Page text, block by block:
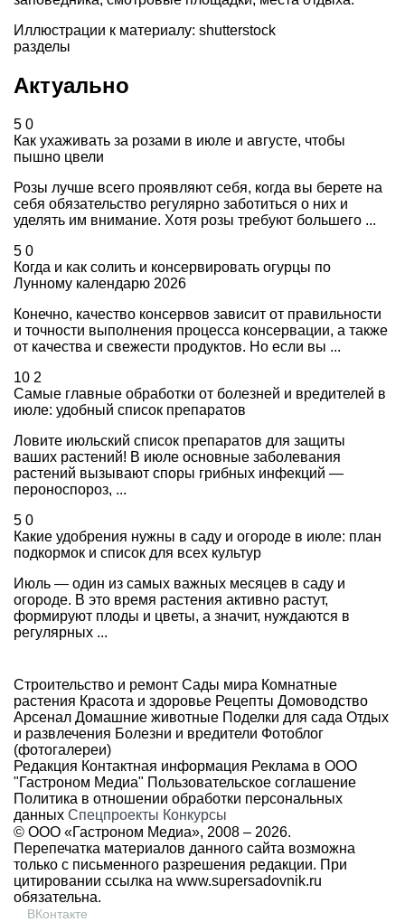
Иллюстрации к материалу: shutterstock
разделы
Актуально
5 0
Как ухаживать за розами в июле и августе, чтобы
пышно цвели
Розы лучше всего проявляют себя, когда вы берете на
себя обязательство регулярно заботиться о них и
уделять им внимание. Хотя розы требуют большего ...
5 0
Когда и как солить и консервировать огурцы по
Лунному календарю 2026
Конечно, качество консервов зависит от правильности
и точности выполнения процесса консервации, а также
от качества и свежести продуктов. Но если вы ...
10 2
Самые главные обработки от болезней и вредителей в
июле: удобный список препаратов
Ловите июльский список препаратов для защиты
ваших растений! В июле основные заболевания
растений вызывают споры грибных инфекций —
пероноспороз, ...
5 0
Какие удобрения нужны в саду и огороде в июле: план
подкормок и список для всех культур
Июль — один из самых важных месяцев в саду и
огороде. В это время растения активно растут,
формируют плоды и цветы, а значит, нуждаются в
регулярных ...
Строительство и ремонт Сады мира Комнатные
растения Красота и здоровье Рецепты Домоводство
Арсенал Домашние животные Поделки для сада Отдых
и развлечения Болезни и вредители Фотоблог
(фотогалереи)
Редакция Контактная информация Реклама в ООО
"Гастроном Медиа" Пользовательское соглашение
Политика в отношении обработки персональных
данных Спецпроекты Конкурсы
© ООО «Гастроном Медиа», 2008 – 2026.
Перепечатка материалов данного сайта возможна
только с письменного разрешения редакции. При
цитировании ссылка на www.supersadovnik.ru
обязательна.
ВКонтакте